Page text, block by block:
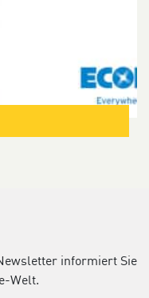
informiert Sie
Welt.